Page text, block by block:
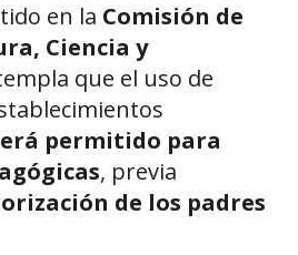
en la Comisión de
Ciencia y
que el uso de
permitido para
, previa
de los padres